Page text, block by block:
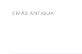
MÁS ANTIGUA